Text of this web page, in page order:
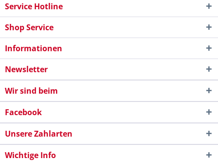
Service Hotline
Shop Service
Informationen
Newsletter
Wir sind beim
Facebook
Unsere Zahlarten
Wichtige Info